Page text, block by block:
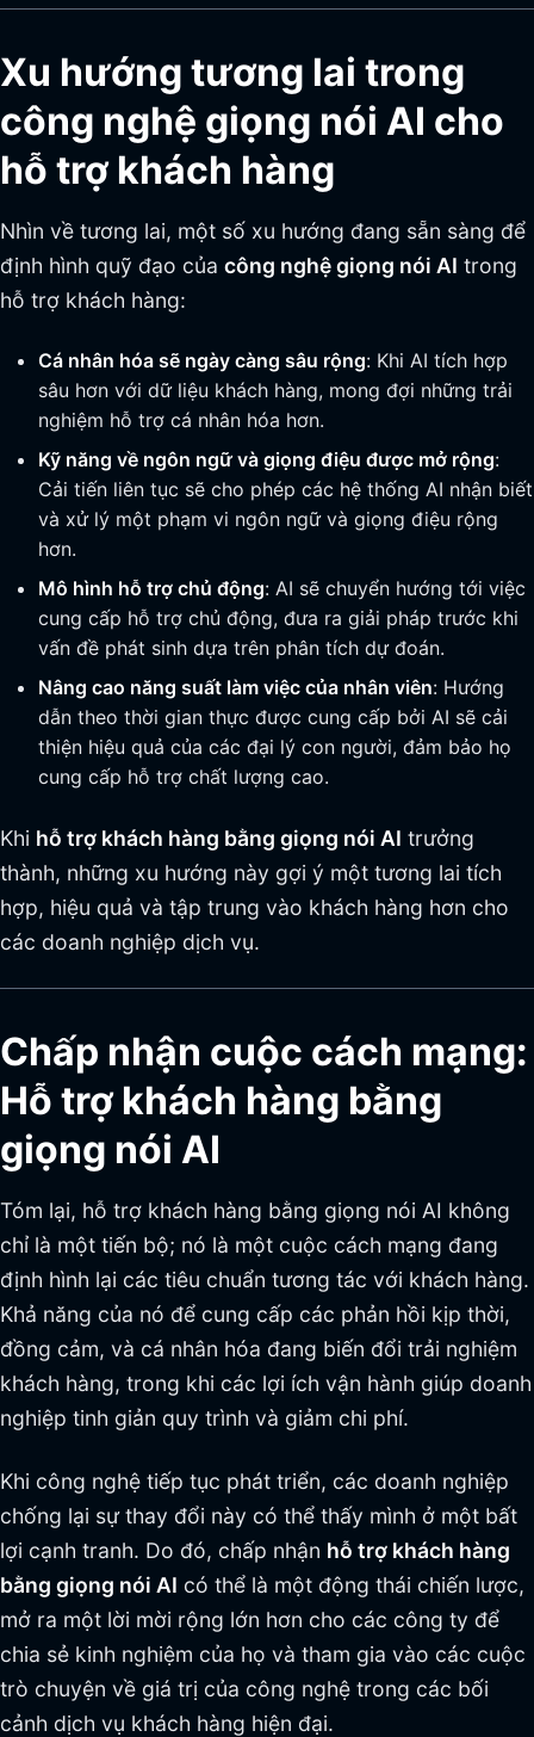
Xu hướng tương lai trong
công nghệ giọng nói AI cho
hỗ trợ khách hàng
Nhìn về tương lai, một số xu hướng đang sẵn sàng để
định hình quỹ đạo của công nghệ giọng nói AI trong
hỗ trợ khách hàng:
Cá nhân hóa sẽ ngày càng sâu rộng: Khi AI tích hợp
sâu hơn với dữ liệu khách hàng, mong đợi những trải
nghiệm hỗ trợ cá nhân hóa hơn.
Kỹ năng về ngôn ngữ và giọng điệu được mở rộng:
Cải tiến liên tục sẽ cho phép các hệ thống AI nhận biết
và xử lý một phạm vi ngôn ngữ và giọng điệu rộng
hơn.
Mô hình hỗ trợ chủ động: AI sẽ chuyển hướng tới việc
cung cấp hỗ trợ chủ động, đưa ra giải pháp trước khi
vấn đề phát sinh dựa trên phân tích dự đoán.
Nâng cao năng suất làm việc của nhân viên: Hướng
dẫn theo thời gian thực được cung cấp bởi AI sẽ cải
thiện hiệu quả của các đại lý con người, đảm bảo họ
cung cấp hỗ trợ chất lượng cao.
Khi hỗ trợ khách hàng bằng giọng nói AI trưởng
thành, những xu hướng này gợi ý một tương lai tích
hợp, hiệu quả và tập trung vào khách hàng hơn cho
các doanh nghiệp dịch vụ.
Chấp nhận cuộc cách mạng:
Hỗ trợ khách hàng bằng
giọng nói AI
Tóm lại, hỗ trợ khách hàng bằng giọng nói AI không
chỉ là một tiến bộ; nó là một cuộc cách mạng đang
định hình lại các tiêu chuẩn tương tác với khách hàng.
Khả năng của nó để cung cấp các phản hồi kịp thời,
đồng cảm, và cá nhân hóa đang biến đổi trải nghiệm
khách hàng, trong khi các lợi ích vận hành giúp doanh
nghiệp tinh giản quy trình và giảm chi phí.
Khi công nghệ tiếp tục phát triển, các doanh nghiệp
chống lại sự thay đổi này có thể thấy mình ở một bất
lợi cạnh tranh. Do đó, chấp nhận hỗ trợ khách hàng
bằng giọng nói AI có thể là một động thái chiến lược,
mở ra một lời mời rộng lớn hơn cho các công ty để
chia sẻ kinh nghiệm của họ và tham gia vào các cuộc
trò chuyện về giá trị của công nghệ trong các bối
cảnh dịch vụ khách hàng hiện đại.